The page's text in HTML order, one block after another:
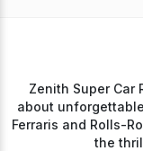
Zenith Super Car
about
Ferraris and Rolls-
the